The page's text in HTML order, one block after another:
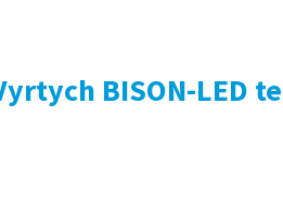
BISON-LED